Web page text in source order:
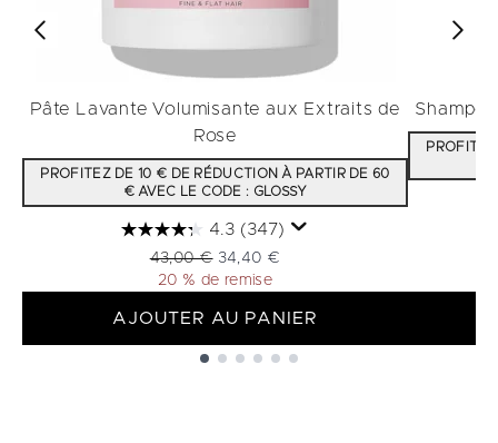
Pâte Lavante Volumisante aux Extraits de
Rose
PROFITEZ DE 10 € DE RÉDUCTION À PARTIR DE 60
€ AVEC LE CODE : GLOSSY
4.3 (347)
Prix de vente :
43,00 € Prix ​​actuel :
34,40 €
20 % de remise
AJOUTER AU PANIER